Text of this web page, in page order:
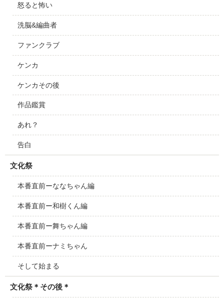
怒ると怖い
洗脳&編曲者
ファンクラブ
ケンカ
ケンカその後
作品鑑賞
あれ？
告白
文化祭
本番直前ーななちゃん編
本番直前ー和樹くん編
本番直前ー舞ちゃん編
本番直前ーナミちゃん
そして始まる
文化祭＊その後＊